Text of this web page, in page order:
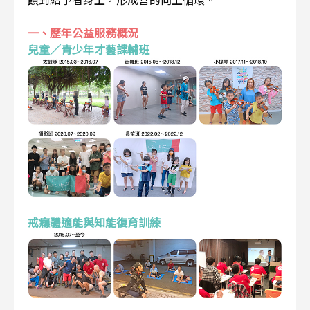
一、歷年公益服務概況
兒童／青少年才藝課輔班
戒癮體適能與知能復育訓練